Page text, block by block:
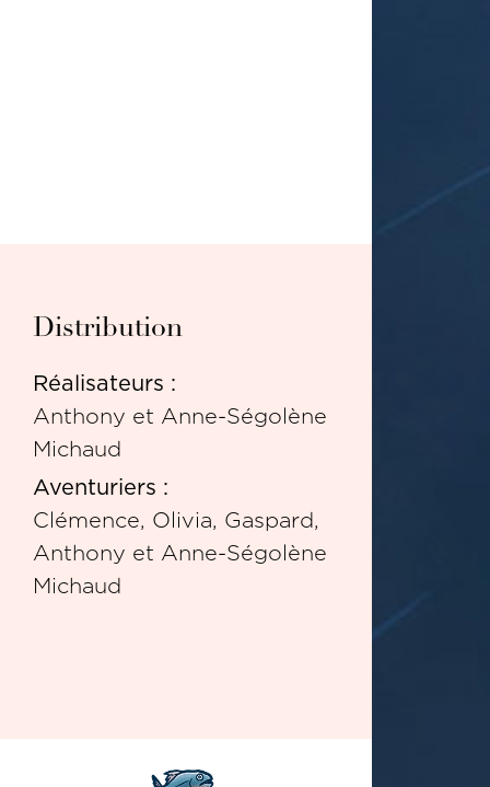
Distribution
Réalisateurs :
Anthony et Anne-Ségolène
Michaud
Aventuriers :
Clémence, Olivia, Gaspard,
Anthony et Anne-Ségolène
Michaud